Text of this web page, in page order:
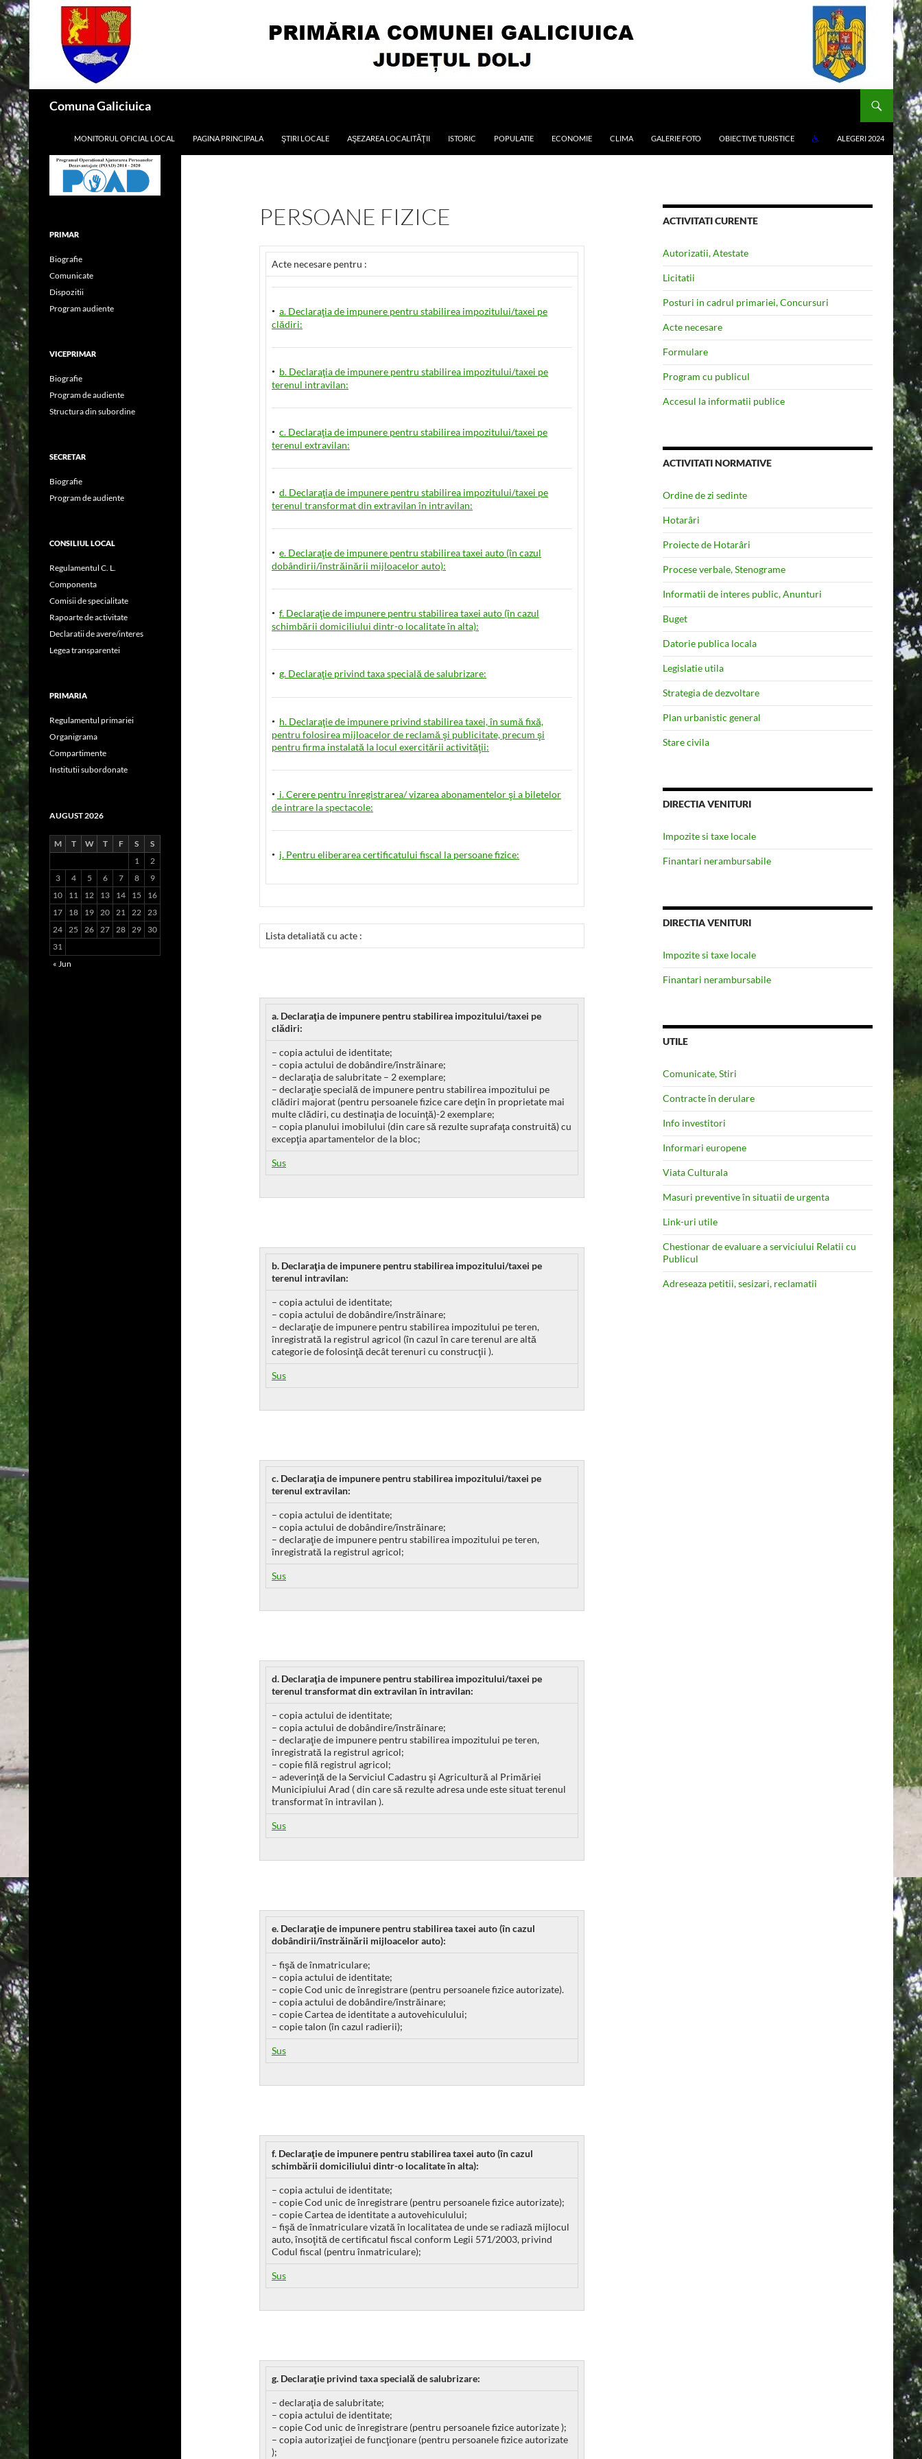
Skip
to
content
Comuna Galiciuica
MONITORUL OFICIAL LOCAL PAGINA PRINCIPALA ŞTIRI LOCALE AŞEZAREA LOCALITĂŢII ISTORIC POPULATIE ECONOMIE CLIMA GALERIE FOTO OBIECTIVE TURISTICE ALEGERI 2024
PERSOANE FIZICE
Acte necesare pentru :
· a. Declaraţia de impunere pentru stabilirea impozitului/taxei pe
clădiri:
· b. Declaraţia de impunere pentru stabilirea impozitului/taxei pe
terenul intravilan:
· c. Declaraţia de impunere pentru stabilirea impozitului/taxei pe
terenul extravilan:
· d. Declaraţia de impunere pentru stabilirea impozitului/taxei pe
terenul transformat din extravilan în intravilan:
· e. Declaraţie de impunere pentru stabilirea taxei auto (în cazul
dobândirii/înstrăinării mijloacelor auto):
· f. Declaraţie de impunere pentru stabilirea taxei auto (în cazul
schimbării domiciliului dintr-o localitate în alta):
· g. Declaraţie privind taxa specială de salubrizare:
· h. Declaraţie de impunere privind stabilirea taxei, în sumă fixă,
pentru folosirea mijloacelor de reclamă şi publicitate, precum şi
pentru firma instalată la locul exercitării activităţii:
· i. Cerere pentru înregistrarea/ vizarea abonamentelor şi a biletelor
de intrare la spectacole:
· j. Pentru eliberarea certificatului fiscal la persoane fizice:
Lista detaliată cu acte :
a. Declaraţia de impunere pentru stabilirea impozitului/taxei pe
clădiri:
– copia actului de identitate;
– copia actului de dobândire/înstrăinare;
– declaraţia de salubritate – 2 exemplare;
– declaraţie specială de impunere pentru stabilirea impozitului pe
clădiri majorat (pentru persoanele fizice care deţin în proprietate mai
multe clădiri, cu destinaţia de locuinţă)-2 exemplare;
– copia planului imobilului (din care să rezulte suprafaţa construită) cu
excepţia apartamentelor de la bloc;
Sus
b. Declaraţia de impunere pentru stabilirea impozitului/taxei pe
terenul intravilan:
– copia actului de identitate;
– copia actului de dobândire/înstrăinare;
– declaraţie de impunere pentru stabilirea impozitului pe teren,
înregistrată la registrul agricol (în cazul în care terenul are altă
categorie de folosinţă decât terenuri cu construcţii ).
Sus
c. Declaraţia de impunere pentru stabilirea impozitului/taxei pe
terenul extravilan:
– copia actului de identitate;
– copia actului de dobândire/înstrăinare;
– declaraţie de impunere pentru stabilirea impozitului pe teren,
înregistrată la registrul agricol;
Sus
d. Declaraţia de impunere pentru stabilirea impozitului/taxei pe
terenul transformat din extravilan în intravilan:
– copia actului de identitate;
– copia actului de dobândire/înstrăinare;
– declaraţie de impunere pentru stabilirea impozitului pe teren,
înregistrată la registrul agricol;
– copie filă registrul agricol;
– adeverinţă de la Serviciul Cadastru şi Agricultură al Primăriei
Municipiului Arad ( din care să rezulte adresa unde este situat terenul
transformat în intravilan ).
Sus
e. Declaraţie de impunere pentru stabilirea taxei auto (în cazul
dobândirii/înstrăinării mijloacelor auto):
– fişă de înmatriculare;
– copia actului de identitate;
– copie Cod unic de înregistrare (pentru persoanele fizice autorizate).
– copia actului de dobândire/înstrăinare;
– copie Cartea de identitate a autovehiculului;
– copie talon (în cazul radierii);
Sus
f. Declaraţie de impunere pentru stabilirea taxei auto (în cazul
schimbării domiciliului dintr-o localitate în alta):
– copia actului de identitate;
– copie Cod unic de înregistrare (pentru persoanele fizice autorizate);
– copie Cartea de identitate a autovehiculului;
– fişă de înmatriculare vizată în localitatea de unde se radiază mijlocul
auto, însoţită de certificatul fiscal conform Legii 571/2003, privind
Codul fiscal (pentru înmatriculare);
Sus
g. Declaraţie privind taxa specială de salubrizare:
– declaraţia de salubritate;
– copia actului de identitate;
– copie Cod unic de înregistrare (pentru persoanele fizice autorizate );
– copia autorizaţiei de funcţionare (pentru persoanele fizice autorizate
);
ACTIVITATI CURENTE
Autorizatii, Atestate
Licitatii
Posturi in cadrul primariei, Concursuri
Acte necesare
Formulare
Program cu publicul
Accesul la informatii publice
ACTIVITATI NORMATIVE
Ordine de zi sedinte
Hotarâri
Proiecte de Hotarâri
Procese verbale, Stenograme
Informatii de interes public, Anunturi
Buget
Datorie publica locala
Legislatie utila
Strategia de dezvoltare
Plan urbanistic general
Stare civila
DIRECTIA VENITURI
Impozite si taxe locale
Finantari nerambursabile
DIRECTIA VENITURI
Impozite si taxe locale
Finantari nerambursabile
UTILE
Comunicate, Stiri
Contracte în derulare
Info investitori
Informari europene
Viata Culturala
Masuri preventive în situatii de urgenta
Link-uri utile
Chestionar de evaluare a serviciului Relatii cu
Publicul
Adreseaza petitii, sesizari, reclamatii
PRIMAR
Biografie
Comunicate
Dispozitii
Program audiente
VICEPRIMAR
Biografie
Program de audiente
Structura din subordine
SECRETAR
Biografie
Program de audiente
CONSILIUL LOCAL
Regulamentul C. L.
Componenta
Comisii de specialitate
Rapoarte de activitate
Declaratii de avere/interes
Legea transparentei
PRIMARIA
Regulamentul primariei
Organigrama
Compartimente
Institutii subordonate
AUGUST 2026
M T W T F S
S
1
2
3
4 5 6 7 8
9
10
11 12 13 14 15
16
17
18 19 20 21 22 23
24 25 26 27 28 29
30
31
« Jun